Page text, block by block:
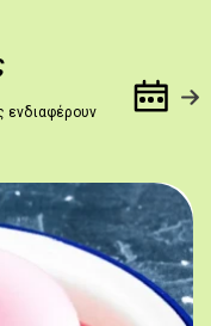
ενδιαφέρουν